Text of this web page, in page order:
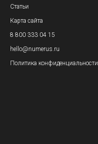
Статьи
Карта сайта
8 800 333 04 15
hello@numerus.ru
Политика конфиденциальности